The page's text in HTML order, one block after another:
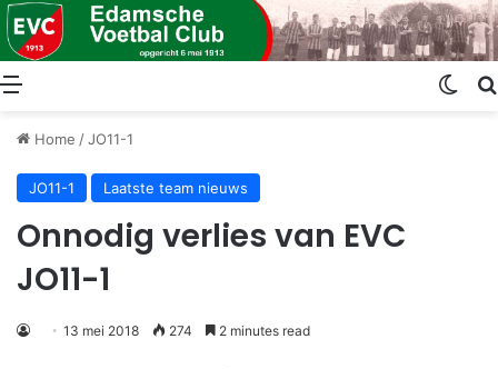
Menu
Home /JO11-1
JO11-1 Laatste team nieuws
Onnodig verlies van EVC
JO11-1
13 mei 2018 274 2 minutes read